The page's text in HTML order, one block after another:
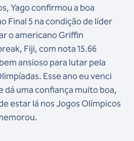
Yago confirmou a boa
Final 5 na condição de líder
o americano Griffin
Fiji, com nota 15.66
ansioso para lutar pela
Esse ano eu venci
dá uma confiança muito boa,
estar lá nos Jogos Olímpicos